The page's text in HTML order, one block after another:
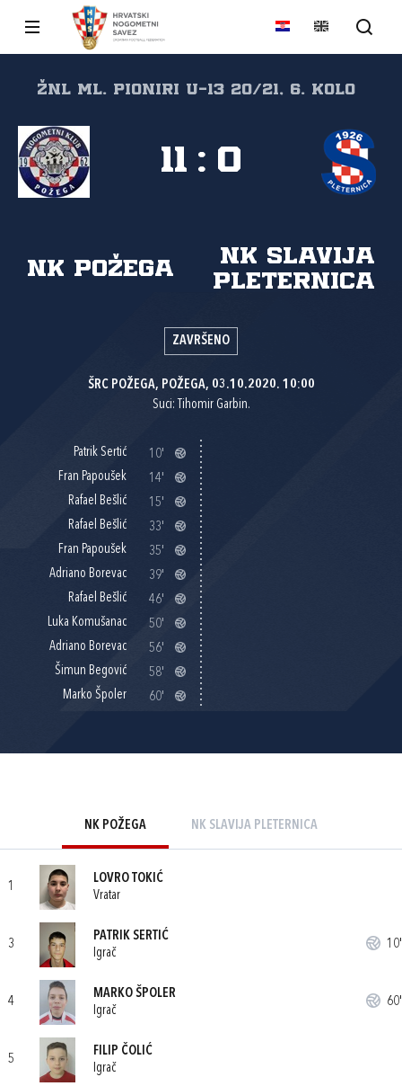
ŽNL Ml. pioniri U-13 20/21, 6. kolo
NK Požega
NK Slavija
Pleternica
11 : 0
ZAVRŠENO
ŠRC POŽEGA, POŽEGA, 03.10.2020. 10:00
Suci: Tihomir Garbin.
Patrik Sertić
10'
Fran Papoušek
14'
Rafael Bešlić
15'
Rafael Bešlić
33'
Fran Papoušek
35'
Adriano Borevac
39'
Rafael Bešlić
46'
Luka Komušanac
50'
Adriano Borevac
56'
Šimun Begović
58'
Marko Špoler
60'
NK POŽEGA NK SLAVIJA PLETERNICA
1
LOVRO TOKIĆ
Vratar
3
PATRIK SERTIĆ
Igrač
10'
4
MARKO ŠPOLER
Igrač
60'
5
FILIP ČOLIĆ
Igrač